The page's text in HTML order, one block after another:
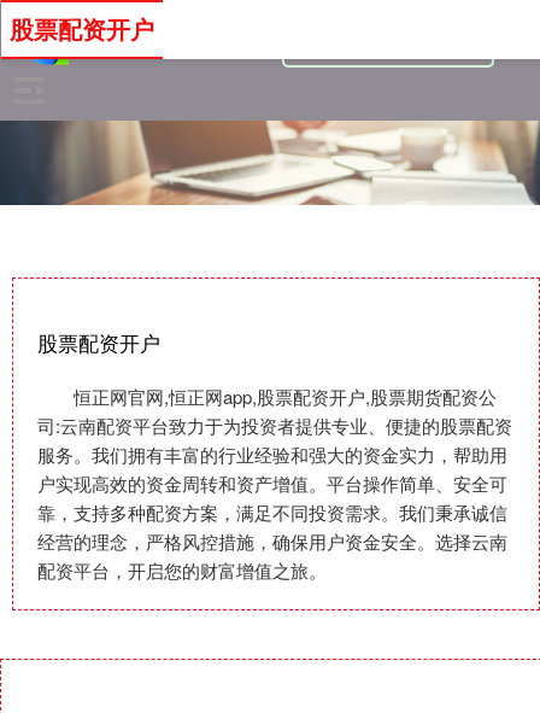
股票配资开户
恒正网官网,恒正网app,股票配资开户,股票期货配资公
司:云南配资平台致力于为投资者提供专业、便捷的股票配资
服务。我们拥有丰富的行业经验和强大的资金实力，帮助用
户实现高效的资金周转和资产增值。平台操作简单、安全可
靠，支持多种配资方案，满足不同投资需求。我们秉承诚信
经营的理念，严格风控措施，确保用户资金安全。选择云南
配资平台，开启您的财富增值之旅。
股票配资开户